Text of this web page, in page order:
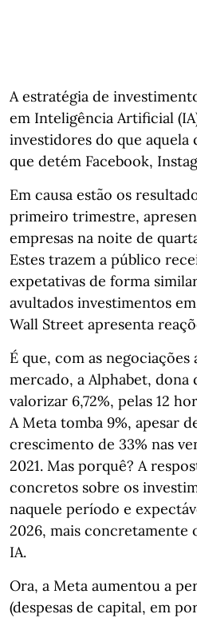
A estratégia de
em Inteligência Artificial
investidores do que aquela
que detém Facebook,
Em causa estão os
primeiro trimestre,
empresas na noite de
Estes trazem a público
expetativas de forma
avultados investimentos
Wall Street apresenta
É que, com as
mercado, a Alphabet, dona
valorizar 6,72%, pelas 12
A Meta tomba 9%, apesar
crescimento de 33% nas
2021. Mas porquê? A
concretos sobre os
naquele período e
2026, mais concretamente
IA.
Ora, a Meta aumentou a
(despesas de capital, em